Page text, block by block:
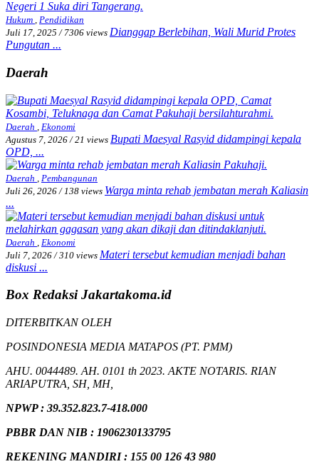
Hukum , Pendidikan
Juli 17, 2025 / 7306 views Dianggap Berlebihan, Wali Murid Protes
Pungutan ...
Daerah
Daerah
Ekonomi
Agustus 7, 2026 / 21 views Bupati Maesyal Rasyid didampingi kepala
OPD, ...
Daerah
Pembangunan
Juli 26, 2026 / 138 views Warga minta rehab jembatan merah Kaliasin
...
Daerah
Ekonomi
Juli 7, 2026 / 310 views Materi tersebut kemudian menjadi bahan
diskusi ...
Box Redaksi Jakartakoma.id
DITERBITKAN OLEH
POSINDONESIA MEDIA MATAPOS (PT. PMM)
AHU. 0044489. AH. 0101 th 2023. AKTE NOTARIS. RIAN
ARIAPUTRA, SH, MH,
NPWP: 39.352.823.7-418.000
PBBR DAN NIB : 1906230133795
REKENING MANDIRI : 155 00 126 43 980